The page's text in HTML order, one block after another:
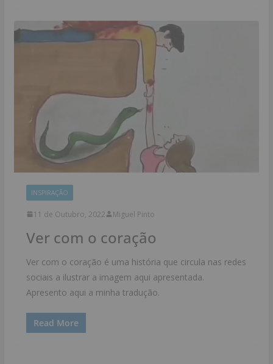
INSPIRAÇÃO
11 de Outubro, 2022 Miguel Pinto
Ver com o coração
Ver com o coração é uma história que circula nas redes
sociais a ilustrar a imagem aqui apresentada.
Apresento aqui a minha tradução.
Read More